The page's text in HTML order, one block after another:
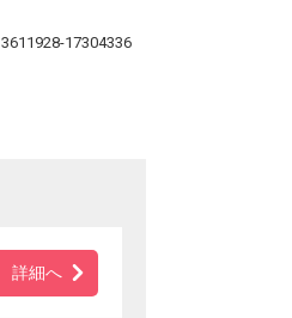
3611928-17304336
詳細へ